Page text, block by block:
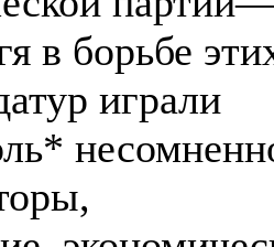
в борьбе
играли